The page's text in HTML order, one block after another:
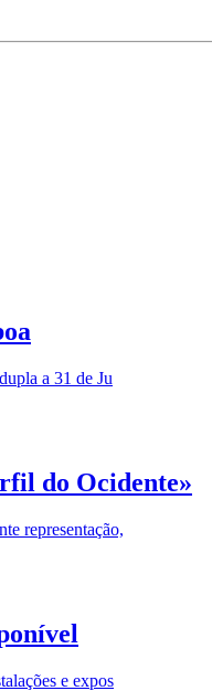
a 31 de Ju
do Ocidente»
representação,
e expos